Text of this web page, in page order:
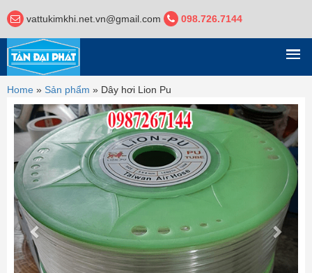
vattukimkhi.net.vn@gmail.com 098.726.7144
DANH MỤC
Home » Sản phẩm » Dây hơi Lion Pu
Previous Next